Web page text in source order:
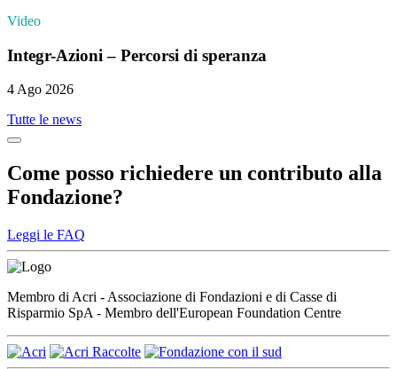
Video
Integr-Azioni – Percorsi di speranza
4 Ago 2026
Tutte le news
Come posso richiedere un contributo alla
Fondazione?
Leggi le FAQ
Membro di Acri - Associazione di Fondazioni e di Casse di
Risparmio SpA - Membro dell'European Foundation Centre